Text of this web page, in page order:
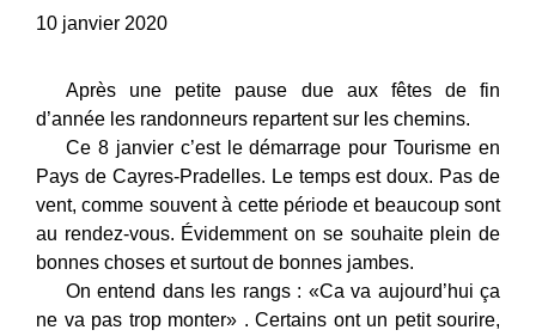
10 janvier 2020
Après une petite pause due aux fêtes de fin
d’année les randonneurs repartent sur les chemins.
Ce 8 janvier c’est le démarrage pour Tourisme en
Pays de Cayres-Pradelles. Le temps est doux. Pas de
vent, comme souvent à cette période et beaucoup sont
au rendez-vous. Évidemment on se souhaite plein de
bonnes choses et surtout de bonnes jambes.
On entend dans les rangs : «Ca va aujourd’hui ça
ne va pas trop monter» . Certains ont un petit sourire,